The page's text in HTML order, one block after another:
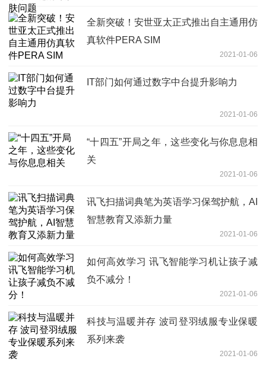
全新突破！安世亚太正式推出自主通用仿
真软件PERA SIM
2021-01-06
IT部门如何通过数字中台提升影响力
2021-01-06
“十四五”开局之年，这些变化与你息息相
关
2021-01-06
讯飞扫描词典笔为英语学习保驾护航，AI
智慧教育又添新力量
2021-01-06
如何高效学习 讯飞智能学习机让孩子减
负不减分！
2021-01-06
科技与温暖并存 波司登羽绒服专业保暖
系列来袭
2021-01-06